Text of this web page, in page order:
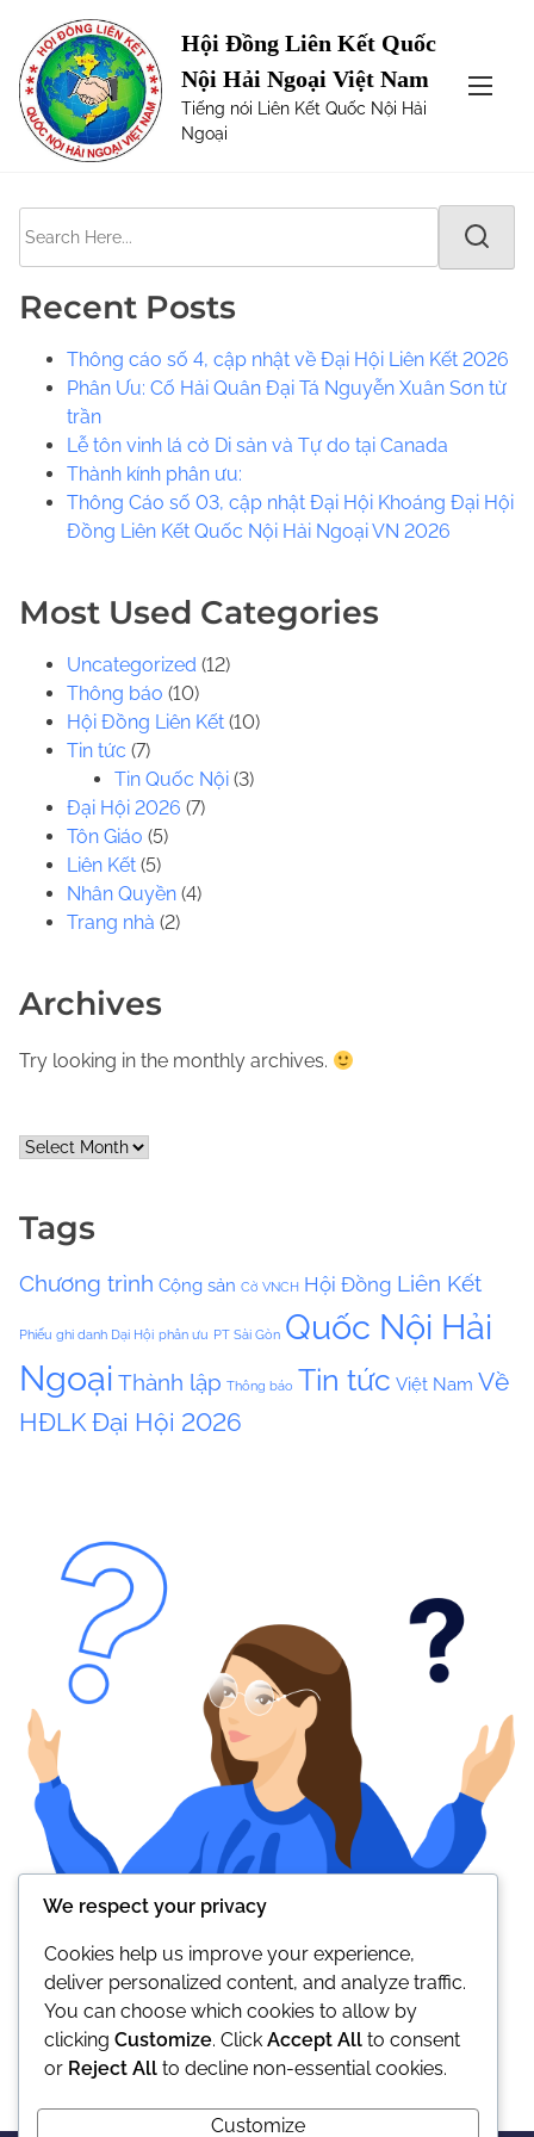
Hội Đồng Liên Kết Quốc
Nội Hải Ngoại Việt Nam
Tiếng nói Liên Kết Quốc Nội Hải
Ngoại
Page not Found
The requested url was not found on this server. Maybe
try one of the links below or a search?
e
Recent Posts
Thông cáo số 4, cập nhật về Đại Hội Liên Kết 2026
Phân Ưu: Cố Hải Quân Đại Tá Nguyễn Xuân Sơn từ
trần
Lễ tôn vinh lá cờ Di sản và Tự do tại Canada
​​Thành kính phân ưu:
Thông Cáo số 03, cập nhật Đại Hội Khoáng Đại Hội
Đồng Liên Kết Quốc Nội Hải Ngoại VN 2026
Most Used Categories
Uncategorized (12)
Thông báo (10)
Hội Đồng Liên Kết (10)
Tin tức (7)
Tin Quốc Nội (3)
Đại Hội 2026 (7)
Tôn Giáo (5)
Liên Kết (5)
Nhân Quyền (4)
Trang nhà (2)
Archives
Try looking in the monthly archives.
A
v
s
Tags
Chương trình Cộng sản Cờ VNCH Hội Đồng Liên Kết
Phiếu ghi danh Dại Hội phân ưu PT Sài Gòn Quốc Nội Hải
Ngoại Thành lập Thông báo Tin tức Việt Nam Về
HĐLKĐại Hội 2026
We respect your privacy
Cookies help us improve your experience,
deliver personalized content, and analyze traffic.
You can choose which cookies to allow by
clicking Customize. Click Accept All to consent
or Reject All to decline non-essential cookies.
Customize